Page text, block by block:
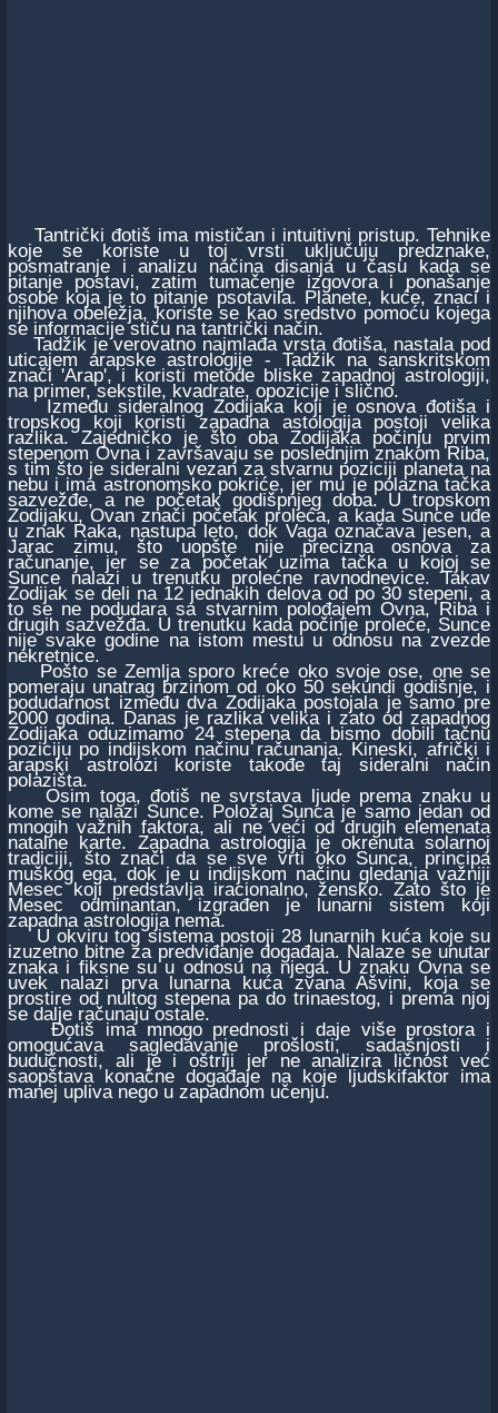
Tantrički đotiš ima mističan i intuitivni pristup. Tehnike
koje se koriste u toj vrsti uključuju predznake,
posmatranje i analizu načina disanja u času kada se
pitanje postavi, zatim tumačenje izgovora i ponašanje
osobe koja je to pitanje psotavila. Planete, kuće, znaci i
njihova obeležja, koriste se kao sredstvo pomoću kojega
se informacije stiču na tantrički način.
Tadžik je verovatno najmlađa vrsta đotiša, nastala pod
uticajem arapske astrologije - Tadžik na sanskritskom
znači 'Arap', i koristi metode bliske zapadnoj astrologiji,
na primer, sekstile, kvadrate, opozicije i slično.
Između sideralnog Zodijaka koji je osnova đotiša i
tropskog koji koristi zapadna astologija postoji velika
razlika. Zajedničko je što oba Zodijaka počinju prvim
stepenom Ovna i završavaju se poslednjim znakom Riba,
s tim što je sideralni vezan za stvarnu poziciji planeta na
nebu i ima astronomsko pokriće, jer mu je polazna tačka
sazvežđe, a ne početak godišpnjeg doba. U tropskom
Zodijaku, Ovan znači početak proleća, a kada Sunce uđe
u znak Raka, nastupa leto, dok Vaga označava jesen, a
Jarac zimu, što uopšte nije precizna osnova za
računanje, jer se za početak uzima tačka u kojoj se
Sunce nalazi u trenutku prolećne ravnodnevice. Takav
Zodijak se deli na 12 jednakih delova od po 30 stepeni, a
to se ne podudara sa stvarnim polođajem Ovna, Riba i
drugih sazvežđa. U trenutku kada počinje proleće, Sunce
nije svake godine na istom mestu u odnosu na zvezde
nekretnice.
Pošto se Zemlja sporo kreće oko svoje ose, one se
pomeraju unatrag brzinom od oko 50 sekundi godišnje, i
podudarnost između dva Zodijaka postojala je samo pre
2000 godina. Danas je razlika velika i zato od zapadnog
Zodijaka oduzimamo 24 stepena da bismo dobili tačnu
poziciju po indijskom načinu računanja. Kineski, afrički i
arapski astrolozi koriste takođe taj sideralni način
polazišta.
Osim toga, đotiš ne svrstava ljude prema znaku u
kome se nalazi Sunce. Položaj Sunca je samo jedan od
mnogih važnih faktora, ali ne veći od drugih elemenata
natalne karte. Zapadna astrologija je okrenuta solarnoj
tradiciji, što znači da se sve vrti oko Sunca, principa
muškog ega, dok je u indijskom načinu gledanja važniji
Mesec koji predstavlja iracionalno, žensko. Zato što je
Mesec odminantan, izgrađen je lunarni sistem koji
zapadna astrologija nema.
U okviru tog sistema postoji 28 lunarnih kuća koje su
izuzetno bitne za predviđanje događaja. Nalaze se unutar
znaka i fiksne su u odnosu na njega. U znaku Ovna se
uvek nalazi prva lunarna kuća zvana Ašvini, koja se
prostire od nultog stepena pa do trinaestog, i prema njoj
se dalje računaju ostale.
Đotiš ima mnogo prednosti i daje više prostora i
omogućava sagledavanje prošlosti, sadašnjosti i
budućnosti, ali je i oštriji jer ne analizira ličnost već
saopštava konačne događaje na koje ljudskifaktor ima
manej upliva nego u zapadnom učenju.